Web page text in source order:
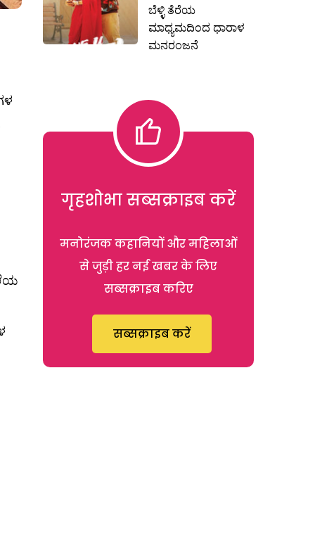
ಬೆಳ್ಳಿ ತೆರೆಯ
ಮಾಧ್ಯಮದಿಂದ ಧಾರಾಳ
ಮನರಂಜನೆ
गृहशोभा सब्सक्राइब करें
मनोरंजक कहानियों और महिलाओं
से जुड़ी हर नई खबर के लिए
सब्सक्राइब करिए
सब्सक्राइब करें